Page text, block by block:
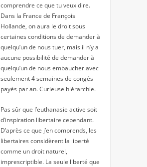
comprendre ce que tu veux dire.
Dans la France de François
Hollande, on aura le droit sous
certaines conditions de demander à
quelqu’un de nous tuer, mais il n’y a
aucune possibilité de demander à
quelqu’un de nous embaucher avec
seulement 4 semaines de congés
payés par an. Curieuse hiérarchie.
Pas sûr que l’euthanasie active soit
d’inspiration libertaire cependant.
D’après ce que j’en comprends, les
libertaires considèrent la liberté
comme un droit naturel,
imprescriptible. La seule liberté que